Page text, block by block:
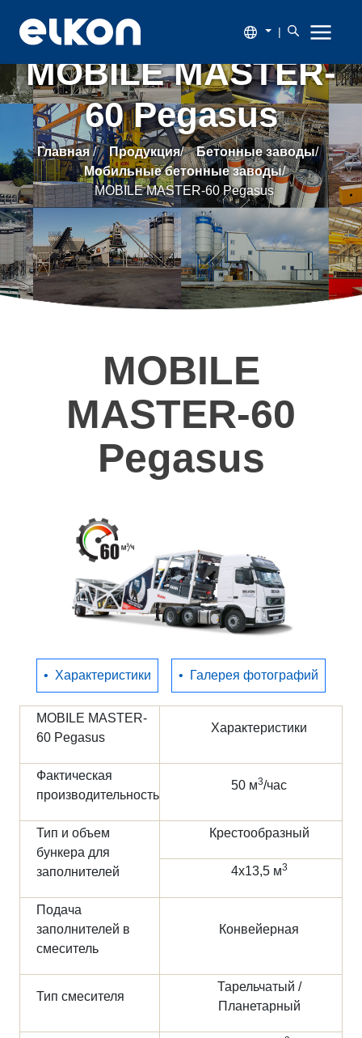
|
О
компании
Продукция
Новости
Каталог
Наши
Полезное
Контакты
MOBILE MASTER-
60 Pegasus
Главная/ Продукция/ Бетонные заводы/
Мобильные бетонные заводы/
MOBILE MASTER-60 Pegasus
MOBILE
MASTER-60
Pegasus
• Характеристики • Галерея фотографий
MOBILE MASTER-
60 Pegasus
Характеристики
Фактическая
производительность
50 м3/час
Тип и объем
бункера для
заполнителей
Крестообразный
4х13,5 м3
Подача
заполнителей в
смеситель
Конвейерная
Тип смесителя
Тарельчатый /
Планетарный